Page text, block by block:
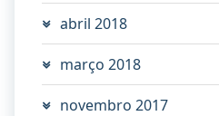
abril 2018
março 2018
novembro 2017